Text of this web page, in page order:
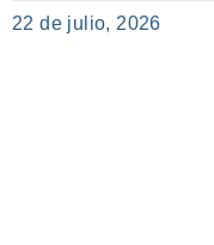
22 de julio, 2026